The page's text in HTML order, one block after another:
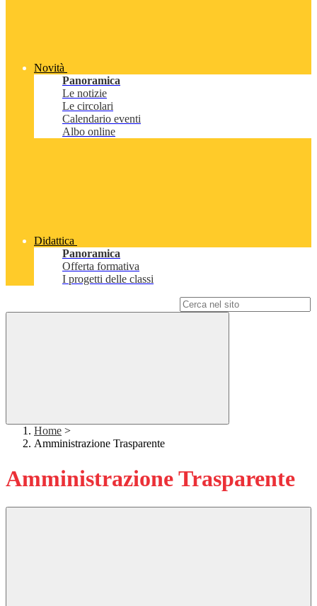
Novità
Panoramica
Le notizie
Le circolari
Calendario eventi
Albo online
Didattica
Panoramica
Offerta formativa
I progetti delle classi
Home >
Amministrazione Trasparente
Amministrazione Trasparente